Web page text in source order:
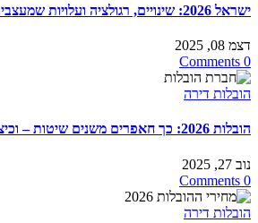
ישראל 2026: שינויים, רגולציה ועלויות שמעצבים מחדש את מחירון ההובלות בישראל
דצמ 08, 2025
0 Comments
הובלות דירה
הובלות 2026: כך חאפרים משנים שיטות – וכיצד לקוחות לומדים לא ליפול שוב
נוב 27, 2025
0 Comments
הובלות דירה